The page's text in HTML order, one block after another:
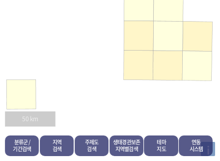
분류군 /
기간검색
지역
검색
주제도
검색
생태경관보존
지역별검색
테마
지도
연동
시스템 i
50 km